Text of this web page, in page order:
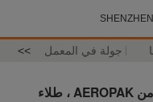
جولة في المعمل >>
طلاء بخاخ بخاخ بخاخ منخفض الرائحة من AEROPAK ، طلاء